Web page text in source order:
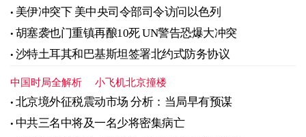
美伊冲突下 美中央司令部司令访问以色列
胡塞袭也门重镇再酿10死 UN警告恐爆大冲突
沙特土耳其和巴基斯坦签署北约式防务协议
中国时局全解析 小飞机北京撞楼
北京境外征税震动市场 分析：当局早有预谋
中共三名中将及一名少将密集病亡